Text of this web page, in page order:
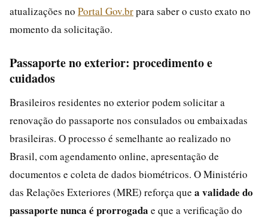
atualizações no Portal Gov.brpara saber o custo exato no
momento da solicitação.
Passaporte no exterior: procedimento e
cuidados
Brasileiros residentes no exterior podem solicitar a
renovação do passaporte nos consulados ou embaixadas
brasileiras. O processo é semelhante ao realizado no
Brasil, com agendamento online, apresentação de
documentos e coleta de dados biométricos. O Ministério
das Relações Exteriores (MRE) reforça que a validade do
passaporte nunca é prorrogada e que a verificação do